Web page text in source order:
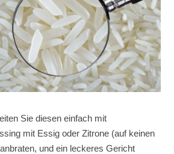
Sie diesen einfach mit
mit Essig oder Zitrone (auf keinen
und ein leckeres Gericht